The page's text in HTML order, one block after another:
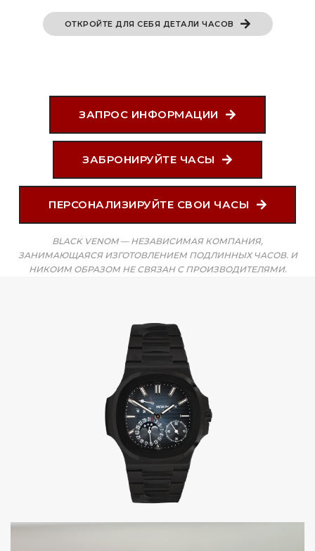
ОТКРОЙТЕ ДЛЯ СЕБЯ ДЕТАЛИ ЧАСОВ
ЗАПРОС ИНФОРМАЦИИ
ЗАБРОНИРУЙТЕ ЧАСЫ
ПЕРСОНАЛИЗИРУЙТЕ СВОИ ЧАСЫ
BLACK VENOM — НЕЗАВИСИМАЯ КОМПАНИЯ,
ЗАНИМАЮЩАЯСЯ ИЗГОТОВЛЕНИЕМ ПОДЛИННЫХ ЧАСОВ. И
НИКОИМ ОБРАЗОМ НЕ СВЯЗАН С ПРОИЗВОДИТЕЛЯМИ.